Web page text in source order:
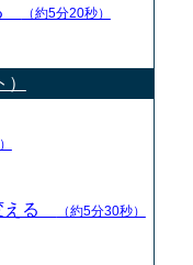
（約5分20秒）
える （約5分30秒）